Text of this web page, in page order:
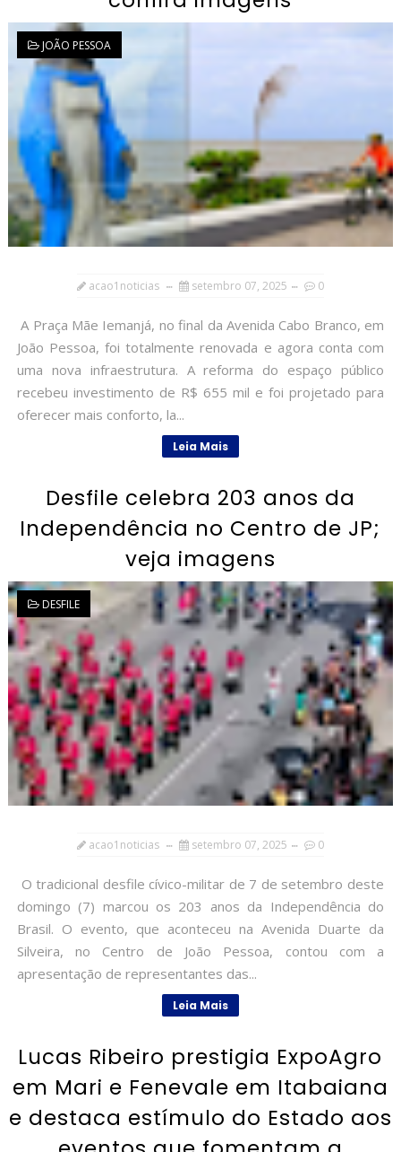
JOÃO PESSOA
acao1noticias setembro 07, 2025 0
A Praça Mãe Iemanjá, no final da Avenida Cabo Branco, em
João Pessoa, foi totalmente renovada e agora conta com
uma nova infraestrutura. A reforma do espaço público
recebeu investimento de R$ 655 mil e foi projetado para
oferecer mais conforto, la...
Leia Mais
Desfile celebra 203 anos da
Independência no Centro de JP;
veja imagens
DESFILE
acao1noticias setembro 07, 2025 0
O tradicional desfile cívico-militar de 7 de setembro deste
domingo (7) marcou os 203 anos da Independência do
Brasil. O evento, que aconteceu na Avenida Duarte da
Silveira, no Centro de João Pessoa, contou com a
apresentação de representantes das...
Leia Mais
Lucas Ribeiro prestigia ExpoAgro
em Mari e Fenevale em Itabaiana
e destaca estímulo do Estado aos